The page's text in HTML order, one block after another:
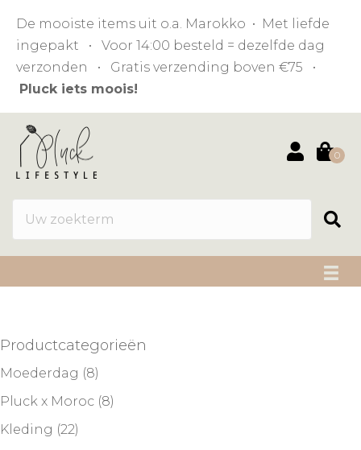
De mooiste items uit o.a. Marokko • Met liefde
ingepakt • Voor 14:00 besteld = dezelfde dag
verzonden • Gratis verzending boven €75 •
Pluck iets moois!
0
Productcategorieën
Moederdag (8)
Pluck x Moroc (8)
Kleding (22)